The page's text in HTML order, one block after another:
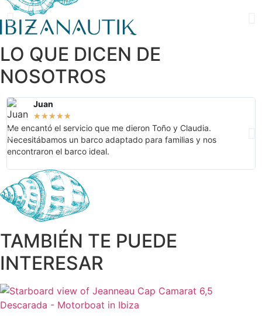
LO QUE DICEN DE
NOSOTROS
Juan
★★★★★
Me encantó el servicio que me dieron Toño y Claudia.
Necesitábamos un barco adaptado para familias y nos
encontraron el barco ideal.
TAMBIÉN TE PUEDE
INTERESAR